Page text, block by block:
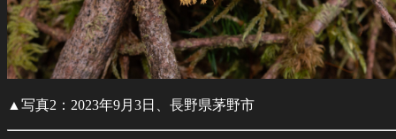
▲写真2：2023年9月3日、長野県茅野市